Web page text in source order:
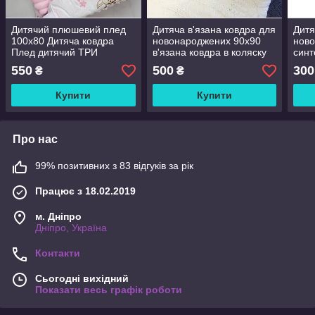
Дитячий плюшевий плед
100х80 Дитяча ковдра
Плед дитячий ТРИ
СЕЗОНИ
550 ₴
Купити
Дитяча в'язана ковдра для
новонароджених 90х90
в'язана ковдра в коляску
ліжечко плед вязаний
500₴
Купити
в
300
Про нас
99% позитивних з 83 відгуків за рік
Працює з 18.02.2019
м. Дніпро
Дніпро, Україна
Контакти
Сьогодні вихідний
Показати весь графік роботи